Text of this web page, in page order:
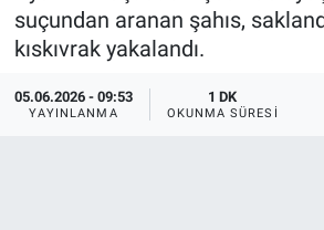
suçundan aranan şahıs,
kıskıvrak yakalandı.
05.06.2026 - 09:53
YAYINLANMA
1 DK
OKUNMA SÜRESI